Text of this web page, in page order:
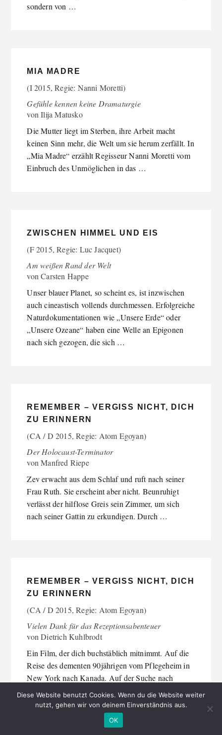
sondern von …
MIA MADRE
(I 2015, Regie: Nanni Moretti)
Gefühle kennen keine Dramaturgie
vonIlija Matusko
Die Mutter liegt im Sterben, ihre Arbeit macht
keinen Sinn mehr, die Welt um sie herum zerfällt. In
„Mia Madre“ erzählt Regisseur Nanni Moretti vom
Einbruch des Unmöglichen in das …
ZWISCHEN HIMMEL UND EIS
(F 2015, Regie: Luc Jacquet)
Am weißen Rand der Welt
vonCarsten Happe
Unser blauer Planet, so scheint es, ist inzwischen
auch cineastisch vollends durchmessen. Erfolgreiche
Naturdokumentationen wie „Unsere Erde“ oder
„Unsere Ozeane“ haben eine Welle an Epigonen
nach sich gezogen, die sich …
REMEMBER – VERGISS NICHT, DICH
ZU ERINNERN
(CA / D 2015, Regie: Atom Egoyan)
Der Holocaust-Terminator
vonManfred Riepe
Zev erwacht aus dem Schlaf und ruft nach seiner
Frau Ruth. Sie erscheint aber nicht. Beunruhigt
verlässt der hilflose Greis sein Zimmer, um sich
nach seiner Gattin zu erkundigen. Durch …
REMEMBER – VERGISS NICHT, DICH
ZU ERINNERN
(CA / D 2015, Regie: Atom Egoyan)
Vielen Dank für das Rezeptionsabenteuer
vonDietrich Kuhlbrodt
Ein Film, der dich buchstäblich mitnimmt. Auf die
Reise des dementen 90jährigen vom Pflegeheim in
New York nach Kanada. Auf der Suche nach
untergetauchten Auschwitzmördern, gleichaltrigen.
Erinnern kann der alte …
Diese Website benutzt Cookies. Wenn du die Website weiter
nutzt, gehen wir von deinem Einverständnis aus.
OK